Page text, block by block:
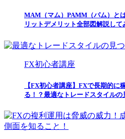
MAM（マム）PAMM（パム）と
リットデメリット全部図解説して
FX初心者講座
【FX初心者講座】FXで長期的
る！？最適なトレードスタイルの